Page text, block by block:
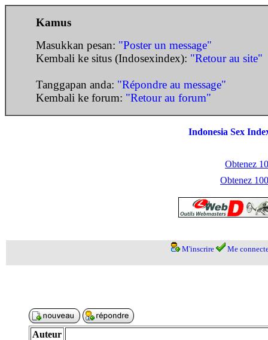
Kamus
Masukkan pesan: "Poster un message"
Kembali ke situs (Indosexindex): "Retour au site"
Tanggapan anda: "Répondre au message"
Kembali ke forum: "Retour au forum"
Indonesia Sex
Obtenez
Obtenez
M'inscrire Me
Auteur